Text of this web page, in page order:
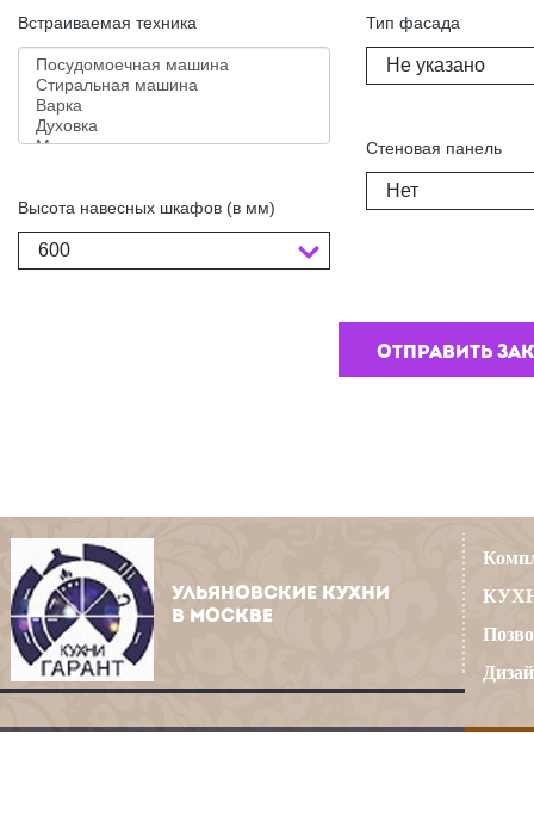
Встраиваемая техника
Высота навесных шкафов (в мм)
600
Тип фасада
Не указано
Стеновая панель
Нет
УЛЬЯНОВСКИЕ КУХНИ
В МОСКВЕ